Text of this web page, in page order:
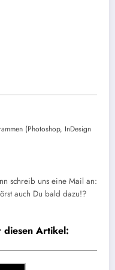
(Photoshop, InDesign
schreib uns eine Mail an:
auch Du bald dazu!?
diesen Artikel: